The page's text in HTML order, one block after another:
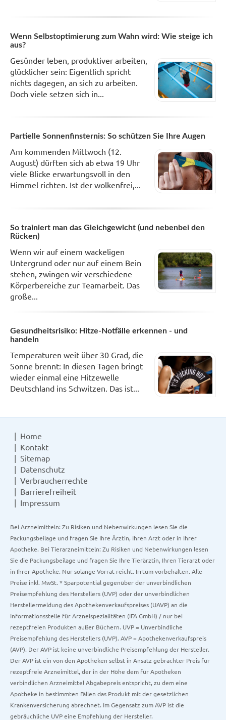
Wenn Selbstoptimierung zum Wahn wird: Wie steige ich
aus?
Gesünder leben, produktiver arbeiten,
glücklicher sein: Eigentlich spricht
nichts dagegen, an sich zu arbeiten.
Doch viele setzen sich in...
Partielle Sonnenfinsternis: So schützen Sie Ihre Augen
Am kommenden Mittwoch (12.
August) dürften sich ab etwa 19 Uhr
viele Blicke erwartungsvoll in den
Himmel richten. Ist der wolkenfrei,...
So trainiert man das Gleichgewicht (und nebenbei den
Rücken)
Wenn wir auf einem wackeligen
Untergrund oder nur auf einem Bein
stehen, zwingen wir verschiedene
Körperbereiche zur Teamarbeit. Das
große...
Gesundheitsrisiko: Hitze-Notfälle erkennen - und
handeln
Temperaturen weit über 30 Grad, die
Sonne brennt: In diesen Tagen bringt
wieder einmal eine Hitzewelle
Deutschland ins Schwitzen. Das ist...
Home
Kontakt
Sitemap
Datenschutz
Verbraucherrechte
Barrierefreiheit
Impressum
Bei Arzneimitteln: Zu Risiken und Nebenwirkungen lesen Sie die
Packungsbeilage und fragen Sie Ihre Ärztin, Ihren Arzt oder in Ihrer
Apotheke. Bei Tierarzneimitteln: Zu Risiken und Nebenwirkungen lesen
Sie die Packungsbeilage und fragen Sie Ihre Tierärztin, Ihren Tierarzt oder
in Ihrer Apotheke. Nur solange Vorrat reicht. Irrtum vorbehalten. Alle
Preise inkl. MwSt. * Sparpotential gegenüber der unverbindlichen
Preisempfehlung des Herstellers (UVP) oder der unverbindlichen
Herstellermeldung des Apothekenverkaufspreises (UAVP) an die
Informationsstelle für Arzneispezialitäten (IFA GmbH) / nur bei
rezeptfreien Produkten außer Büchern. UVP = Unverbindliche
Preisempfehlung des Herstellers (UVP). AVP = Apothekenverkaufspreis
(AVP). Der AVP ist keine unverbindliche Preisempfehlung der Hersteller.
Der AVP ist ein von den Apotheken selbst in Ansatz gebrachter Preis für
rezeptfreie Arzneimittel, der in der Höhe dem für Apotheken
verbindlichen Arzneimittel Abgabepreis entspricht, zu dem eine
Apotheke in bestimmten Fällen das Produkt mit der gesetzlichen
Krankenversicherung abrechnet. Im Gegensatz zum AVP ist die
gebräuchliche UVP eine Empfehlung der Hersteller.